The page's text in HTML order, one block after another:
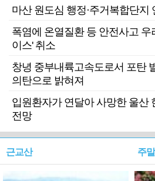
마산 원도심 행정·주거복합단지
폭염에 온열질환 등 안전사고 우
이스' 취소
창녕 중부내륙고속도로서 포탄
의탄으로 밝혀져
입원환자가 연달아 사망한 울산
전망
근교산 주